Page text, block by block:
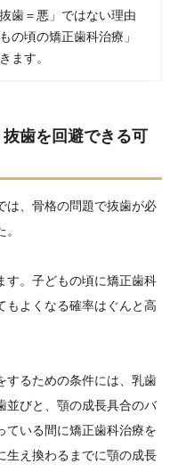
歯＝悪」ではない理由
の頃の矯正歯科治療」
ます。
歯を回避できる可
は、骨格の問題で抜歯が必
す。子どもの頃に矯正歯科
もよくなる確率はぐんと高
するための条件には、乳歯
並びと、顎の成長具合のバ
ている間に矯正歯科治療を
生え換わるまでに顎の成長